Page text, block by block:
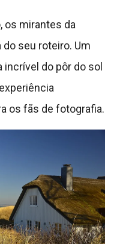
os mirantes da
seu roteiro. Um
do pôr do sol
os fãs de fotografia.